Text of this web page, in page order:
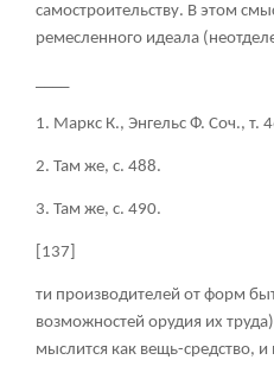
самостроительству. В этом
ремесленного идеала
1. Маркс К., Энгельс Ф. Соч., т.
2. Там же, с. 488.
3. Там же, с. 490.
[137]
ти производителей от форм
возможностей орудия их
мыслится как вещь-средство,